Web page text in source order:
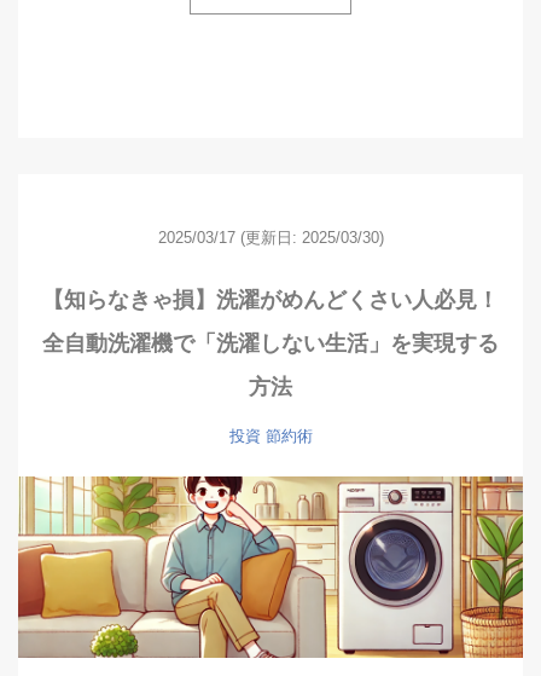
2025/03/17 (更新日: 2025/03/30)
【知らなきゃ損】洗濯がめんどくさい人必見！
全自動洗濯機で「洗濯しない生活」を実現する
方法
投資 節約術